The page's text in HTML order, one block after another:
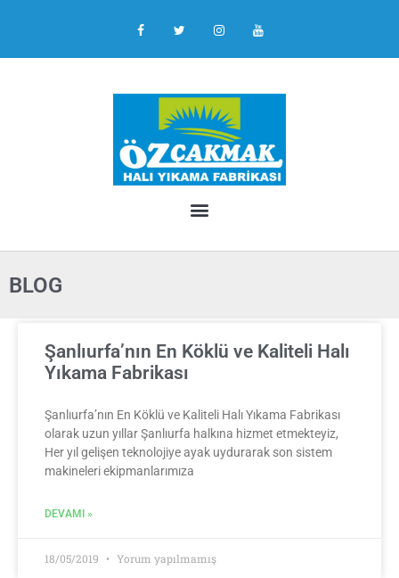
BLOG
Şanlıurfa’nın En Köklü ve Kaliteli Halı
Yıkama Fabrikası
Şanlıurfa’nın En Köklü ve Kaliteli Halı Yıkama Fabrikası
olarak uzun yıllar Şanlıurfa halkına hizmet etmekteyiz,
Her yıl gelişen teknolojiye ayak uydurarak son sistem
makineleri ekipmanlarımıza
DEVAMI »
18/05/2019 Yorum yapılmamış